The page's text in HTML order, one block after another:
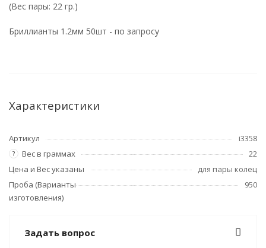
(Вес пары: 22 гр.)
Бриллианты 1.2мм 50шт - по запросу
Характеристики
Артикул i3358
? Вес в граммах
22
Цена и Вес указаны
для пары колец
Проба (Варианты
изготовления)
950
Задать вопрос